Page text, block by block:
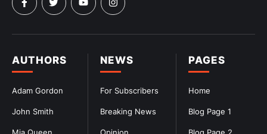
PAGES
Home
Blog Page 1
NEWS
For Subscribers
Breaking News
AUTHORS
Adam Gordon
John Smith